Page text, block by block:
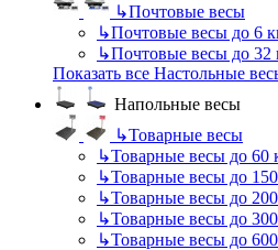
↳Почтовые весы
↳Почтовые весы до 6
↳Почтовые весы до 32
Показать все Настольные
Напольные весы
↳Товарные весы
↳Товарные весы до 60
↳Товарные весы до
↳Товарные весы до
↳Товарные весы до
↳Товарные весы до